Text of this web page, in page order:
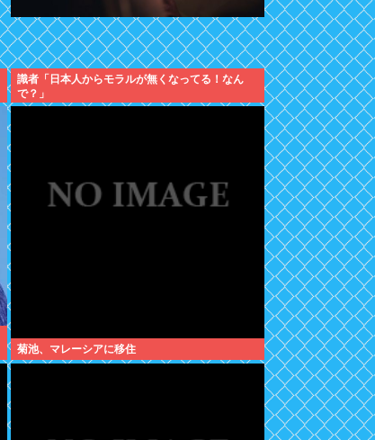
識者「日本人からモラルが無くなってる！なん
で？」
菊池、マレーシアに移住